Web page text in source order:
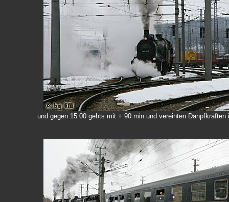
und gegen 15:00 gehts mit + 90 min und vereinten Danpfkräften